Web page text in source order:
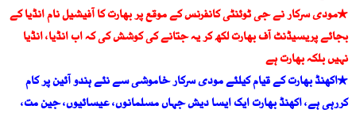
٭مودی سرکار نے جی ٹوئنٹی کانفرنس کے موقع پر بھارت کا آفیشیل نام انڈیا کے
بجائے پریسیڈنٹ آف بھارت لکھ کر یہ جتانے کی کوشش کی کہ اب انڈیا، انڈیا
نہیں بلکہ بھارت ہے
٭اکھنڈ بھارت کے قیام کیلئے مودی سرکار خاموشی سے نئے ہندو آئین پر کام
کررہی ہے، اکھنڈ بھارت ایک ایسا دیش جہاں مسلمانوں، عیسائیوں، جین مت،